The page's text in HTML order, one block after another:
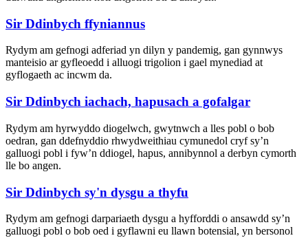
Sir Ddinbych ffyniannus
Rydym am gefnogi adferiad yn dilyn y pandemig, gan gynnwys
manteisio ar gyfleoedd i alluogi trigolion i gael mynediad at
gyflogaeth ac incwm da.
Sir Ddinbych iachach, hapusach a gofalgar
Rydym am hyrwyddo diogelwch, gwytnwch a lles pobl o bob
oedran, gan ddefnyddio rhwydweithiau cymunedol cryf sy’n
galluogi pobl i fyw’n ddiogel, hapus, annibynnol a derbyn cymorth
lle bo angen.
Sir Ddinbych sy'n dysgu a thyfu
Rydym am gefnogi darpariaeth dysgu a hyfforddi o ansawdd sy’n
galluogi pobl o bob oed i gyflawni eu llawn botensial, yn bersonol